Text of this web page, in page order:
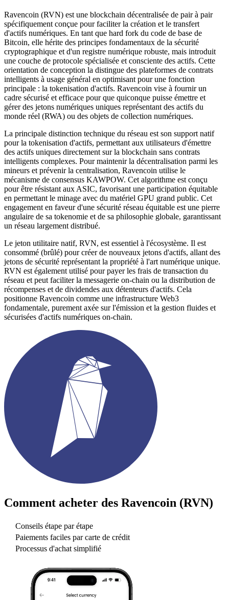
Ravencoin (RVN) est une blockchain décentralisée de pair à pair
spécifiquement conçue pour faciliter la création et le transfert
d'actifs numériques. En tant que hard fork du code de base de
Bitcoin, elle hérite des principes fondamentaux de la sécurité
cryptographique et d'un registre numérique robuste, mais introduit
une couche de protocole spécialisée et consciente des actifs. Cette
orientation de conception la distingue des plateformes de contrats
intelligents à usage général en optimisant pour une fonction
principale : la tokenisation d'actifs. Ravencoin vise à fournir un
cadre sécurisé et efficace pour que quiconque puisse émettre et
gérer des jetons numériques uniques représentant des actifs du
monde réel (RWA) ou des objets de collection numériques.
La principale distinction technique du réseau est son support natif
pour la tokenisation d'actifs, permettant aux utilisateurs d'émettre
des actifs uniques directement sur la blockchain sans contrats
intelligents complexes. Pour maintenir la décentralisation parmi les
mineurs et prévenir la centralisation, Ravencoin utilise le
mécanisme de consensus KAWPOW. Cet algorithme est conçu
pour être résistant aux ASIC, favorisant une participation équitable
en permettant le minage avec du matériel GPU grand public. Cet
engagement en faveur d'une sécurité réseau équitable est une pierre
angulaire de sa tokenomie et de sa philosophie globale, garantissant
un réseau largement distribué.
Le jeton utilitaire natif, RVN, est essentiel à l'écosystème. Il est
consommé (brûlé) pour créer de nouveaux jetons d'actifs, allant des
jetons de sécurité représentant la propriété à l'art numérique unique.
RVN est également utilisé pour payer les frais de transaction du
réseau et peut faciliter la messagerie on-chain ou la distribution de
récompenses et de dividendes aux détenteurs d'actifs. Cela
positionne Ravencoin comme une infrastructure Web3
fondamentale, purement axée sur l'émission et la gestion fluides et
sécurisées d'actifs numériques on-chain.
Comment acheter des Ravencoin (RVN)
Conseils étape par étape
Paiements faciles par carte de crédit
Processus d'achat simplifié